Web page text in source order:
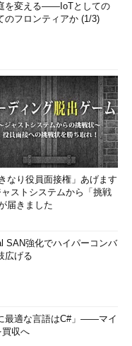
を変える――IoTとしての
のフロンティアか (1/3)
きなり役員面接権」あげます
ストシステムから「挑戦
届きました
SAN強化でハイパーコンバ
広げる
最適な言語はC#」――マイ
買収へ